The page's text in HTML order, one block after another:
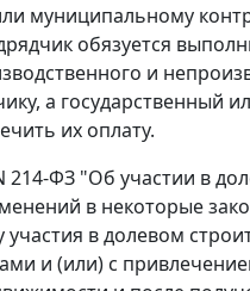
муниципальному
обязуется
и
а государственный
их оплату.
214-ФЗ "Об участии в
в некоторые
в долевом
и (или) с